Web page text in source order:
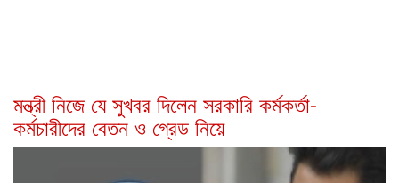
মন্ত্রী নিজে যে সুখবর দিলেন সরকারি কর্মকর্তা-
কর্মচারীদের বেতন ও গ্রেড নিয়ে